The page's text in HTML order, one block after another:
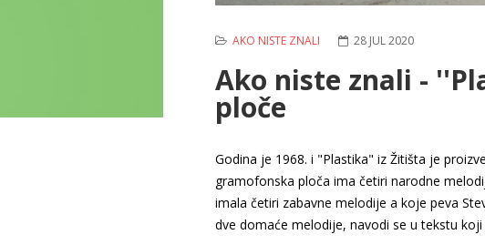
AKO NISTE ZNALI 28 JUL 2020
Ako niste znali -
ploče
Godina je 1968. i "Plastika" iz Žitišta je
gramofonska ploča ima četiri narodne
imala četiri zabavne melodije a koje peva
dve domaće melodije, navodi se u tekstu